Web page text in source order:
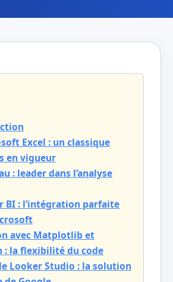
Excel : un classique
en vigueur
: leader dans l’analyse
BI : l’intégration parfaite
avec Matplotlib et
: la flexibilité du code
Looker Studio : la solution